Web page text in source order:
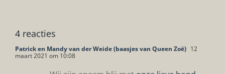
4 reacties
Patrick en Mandy van der Weide (baasjes van Queen Zoë) 12
maart 2021 om 10:08